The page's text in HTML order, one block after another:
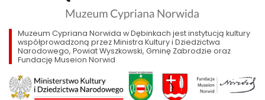
muzyką
Chopina
w
Dębinkach
Muzeum Cypriana Norwida w Dębinkach jest instytucją kultury
współprowadzoną przez Ministra Kultury i Dziedzictwa
Narodowego, Powiat Wyszkowski, Gminę Zabrodzie oraz
Fundację Museion Norwid